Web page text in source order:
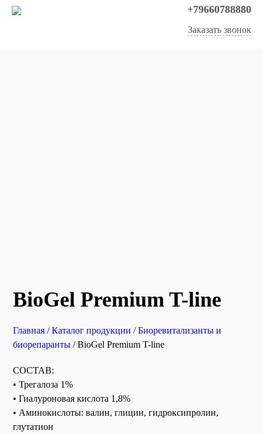
+79660788880
Заказать звонок
BioGel Premium T-line
Главная /Каталог продукции /Биоревитализанты и
биорепаранты / BioGel Premium T-line
СОСТАВ:
• Трегалоза 1%
• Гиалуроновая кислота 1,8%
• Аминокислоты: валин, глицин, гидроксипролин,
глутатион